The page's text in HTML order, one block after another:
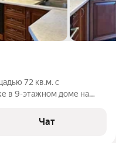
72 кв.м. с
в 9-этажном доме на
Чат